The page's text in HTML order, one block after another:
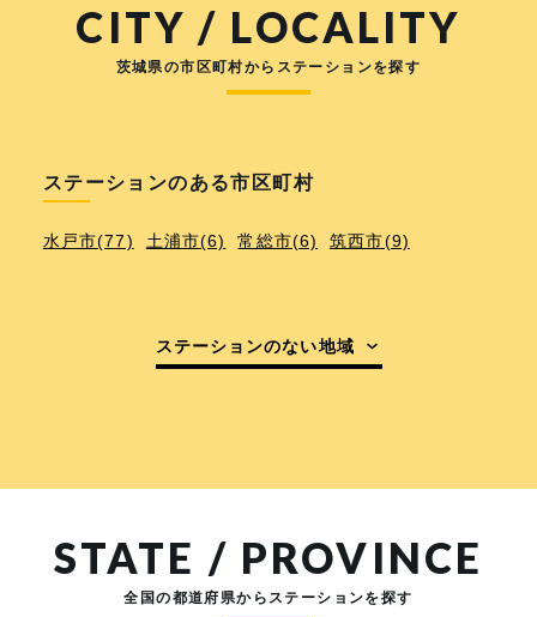
CITY / LOCALITY
茨城県の市区町村からステーションを探す
ステーションのある市区町村
水戸市(77) 土浦市(6) 常総市(6) 筑西市(9)
ステーションのない地域
STATE / PROVINCE
全国の都道府県からステーションを探す